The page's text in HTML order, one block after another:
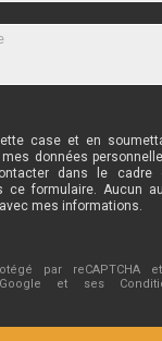
case et en
données
dans le cadre
ce formulaire. Aucun
mes informations.
par reCAPTCHA
Google et
ses